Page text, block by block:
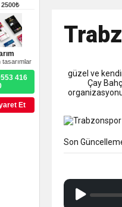
2500₺
416
Et
güzel ve
Çay
Son